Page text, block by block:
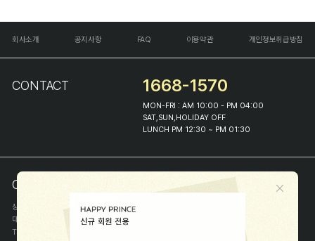
회사소개 공지사항 FAQ 이용약관 개인정보취급방침
CONTACT 1668-1570
MON-FRI : AM 10:00 - PM 04:00
SAT,SUN,HOLIDAY OFF
LUNCH PM 12:30 ~ PM 01:30
COMPANY INFO
상호
(주)해피프린스
대표
이화진
TEL